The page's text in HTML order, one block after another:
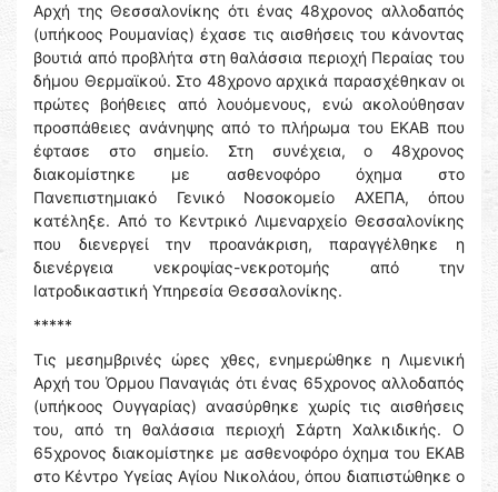
Αρχή της Θεσσαλονίκης ότι ένας 48χρονος αλλοδαπός
(υπήκοος Ρουμανίας) έχασε τις αισθήσεις του κάνοντας
βουτιά από προβλήτα στη θαλάσσια περιοχή Περαίας του
δήμου Θερμαϊκού. Στο 48χρονο αρχικά παρασχέθηκαν οι
πρώτες βοήθειες από λουόμενους, ενώ ακολούθησαν
προσπάθειες ανάνηψης από το πλήρωμα του ΕΚΑΒ που
έφτασε στο σημείο. Στη συνέχεια, ο 48χρονος
διακομίστηκε με ασθενοφόρο όχημα στο
Πανεπιστημιακό Γενικό Νοσοκομείο ΑΧΕΠΑ, όπου
κατέληξε. Από το Κεντρικό Λιμεναρχείο Θεσσαλονίκης
που διενεργεί την προανάκριση, παραγγέλθηκε η
διενέργεια νεκροψίας-νεκροτομής από την
Ιατροδικαστική Υπηρεσία Θεσσαλονίκης.
*****
Τις μεσημβρινές ώρες χθες, ενημερώθηκε η Λιμενική
Αρχή του Όρμου Παναγιάς ότι ένας 65χρονος αλλοδαπός
(υπήκοος Ουγγαρίας) ανασύρθηκε χωρίς τις αισθήσεις
του, από τη θαλάσσια περιοχή Σάρτη Χαλκιδικής. Ο
65χρονος διακομίστηκε με ασθενοφόρο όχημα του ΕΚΑΒ
στο Κέντρο Υγείας Αγίου Νικολάου, όπου διαπιστώθηκε ο